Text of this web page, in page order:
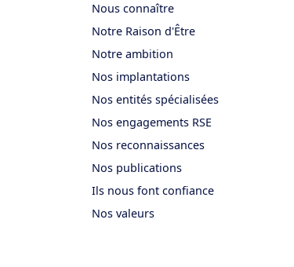
Nous connaître
Notre Raison d'Être
Notre ambition
Nos implantations
Nos entités spécialisées
Nos engagements RSE
Nos reconnaissances
Nos publications
Ils nous font confiance
Nos valeurs